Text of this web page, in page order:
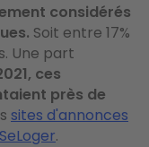
considérés
Soit entre 17%
Une part
ces
près de
sites d'annonces
.